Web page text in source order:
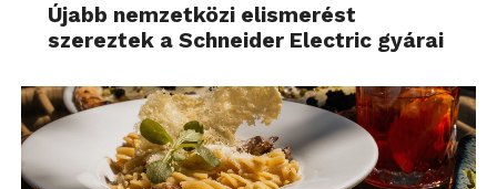
Újabb nemzetközi elismerést
szereztek a Schneider Electric gyárai